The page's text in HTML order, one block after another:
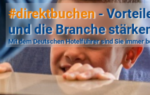
#direktbuchen-
und die Branche
Mit dem Deutschen Hotelführer sind Sie immer